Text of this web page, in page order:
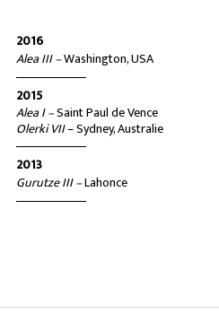
2016
Alea III –Washington, USA
2015
Alea I –Saint Paul de Vence
Olerki VII– Sydney, Australie
2013
Gurutze III –Lahonce